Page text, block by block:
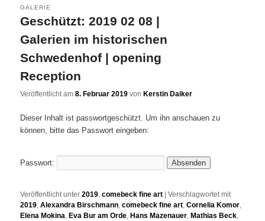
Geschützt: 2019 02 08 |
Galerien im historischen
Schwedenhof | opening
Reception
GALERIE
Veröffentlicht am8. Februar 2019 von Kerstin Daiker
Dieser Inhalt ist passwortgeschützt. Um ihn anschauen zu
können, bitte das Passwort eingeben:
Passwort:
Veröffentlicht unter 2019 ,comebeck fine art |Verschlagwortet mit
2019 ,Alexandra Birschmann ,comebeck fine art ,Cornelia Komor
Elena Mokina ,Eva Bur am Orde ,Hans Mazenauer ,Mathias Beck